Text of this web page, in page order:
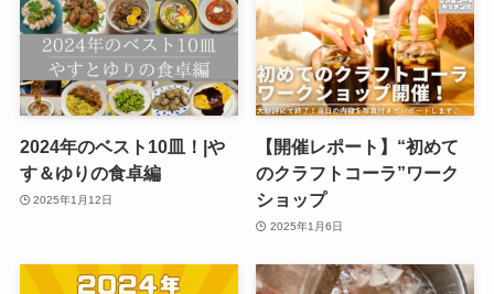
2024年のベスト10皿！|や
す＆ゆりの食卓編
2025年1月12日
【開催レポート】“初めて
のクラフトコーラ”ワーク
ショップ
2025年1月6日